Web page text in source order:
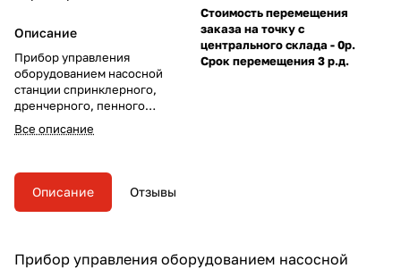
Описание
Прибор управления
оборудованием насосной
станции спринклерного,
дренчерного, пенного
пожаротушения или пожарного
водопровода. Предназначен
централизованной (в составе
системы Орион)
противопожарной защиты
Все описание
Стоимость перемещения
заказа на точку с
центрального склада - 0р.
Срок перемещения 3 р.д.
Описание Отзывы
Прибор управления оборудованием насосной